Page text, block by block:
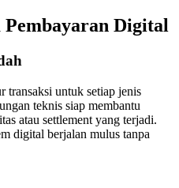
Digital
transaksi untuk setiap jenis
teknis siap membantu
atau settlement yang terjadi.
digital berjalan mulus tanpa